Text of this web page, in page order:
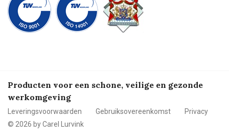
Producten voor een schone, veilige en gezonde
werkomgeving
Leveringsvoorwaarden Gebruiksovereenkomst
Privacy
© 2026 by Carel Lurvink